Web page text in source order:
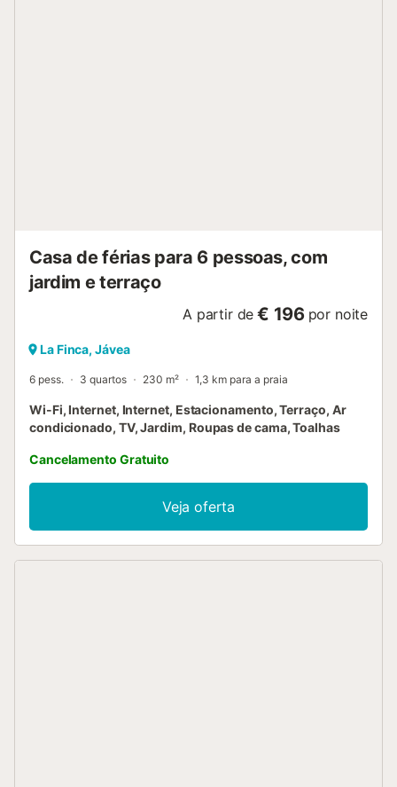
Casa de férias para 6 pessoas, com
jardim e terraço
A partir de € 196 por noite
La Finca, Jávea
6 pess. 3 quartos 230 m² 1,3 km para a praia
Wi-Fi, Internet, Internet, Estacionamento, Terraço, Ar
condicionado, TV, Jardim, Roupas de cama, Toalhas
Cancelamento Gratuito
Veja oferta